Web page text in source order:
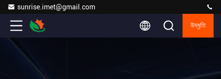
sunrise.imet@gmail.com
উদ্ধৃতি